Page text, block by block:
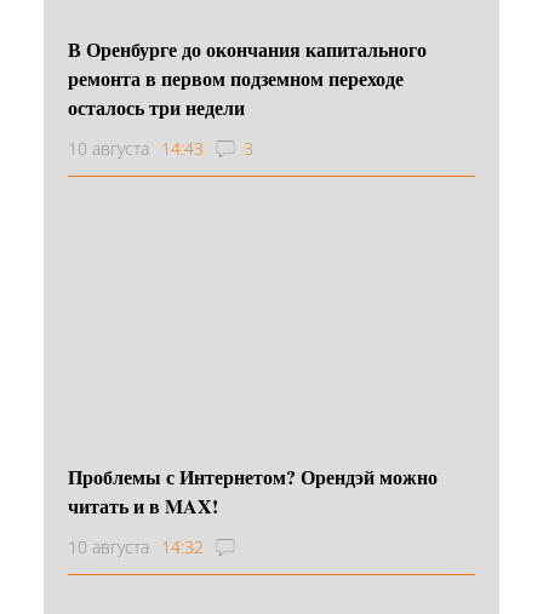
В Оренбурге до окончания капитального
ремонта в первом подземном переходе
осталось три недели
10 августа 14:43 3
Проблемы с Интернетом? Орендэй можно
читать и в MAX!
10 августа 14:32